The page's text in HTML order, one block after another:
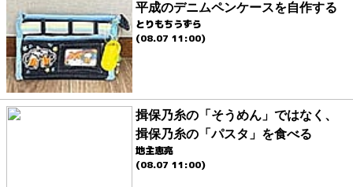
平成のデニムペンケースを自作する
とりもちうずら
(08.07 11:00)
揖保乃糸の「そうめん」ではなく、
揖保乃糸の「パスタ」を食べる
地主恵亮
(08.07 11:00)